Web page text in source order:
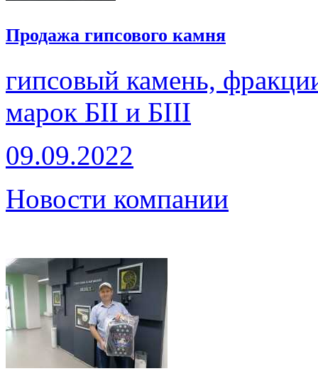
Продажа гипсового камня
гипсовый камень,
марок БII и БIII
09.09.2022
Новости компании